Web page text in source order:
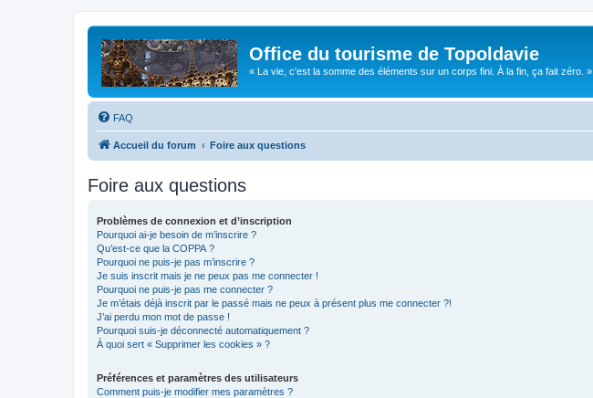
Office du tourisme de Topoldavie
« La vie, c'est la somme des éléments sur un corps fini. À la fin, ça fait zéro. »
FAQ
Accueil du forum Foire aux questions
Foire aux questions
Problèmes de connexion et d’inscription
Pourquoi ai-je besoin de m’inscrire ?
Qu’est-ce que la COPPA ?
Pourquoi ne puis-je pas m’inscrire ?
Je suis inscrit mais je ne peux pas me connecter !
Pourquoi ne puis-je pas me connecter ?
Je m’étais déjà inscrit par le passé mais ne peux à présent plus me connecter ?!
J’ai perdu mon mot de passe !
Pourquoi suis-je déconnecté automatiquement ?
À quoi sert « Supprimer les cookies » ?
Préférences et paramètres des utilisateurs
Comment puis-je modifier mes paramètres ?